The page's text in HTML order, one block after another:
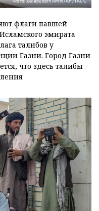
флаги павшей
эмирата
талибов у
Газни. Город Газни
что здесь талибы